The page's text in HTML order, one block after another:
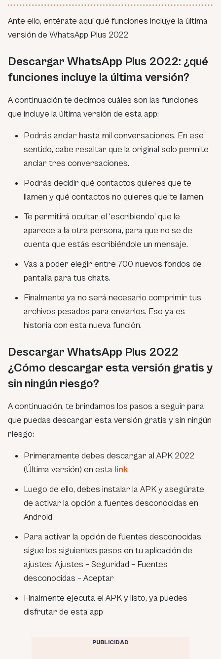
Ante ello, entérate aquí qué funciones incluye la última
versión de WhatsApp Plus 2022
Descargar WhatsApp Plus 2022: ¿qué
funciones incluye la última versión?
A continuación te decimos cuáles son las funciones
que incluye la última versión de esta app:
Podrás anclar hasta mil conversaciones. En ese
sentido, cabe resaltar que la original solo permite
anclar tres conversaciones.
Podrás decidir qué contactos quieres que te
llamen y qué contactos no quieres que te llamen.
Te permitirá ocultar el ‘escribiendo’ que le
aparece a la otra persona, para que no se de
cuenta que estás escribiéndole un mensaje.
Vas a poder elegir entre 700 nuevos fondos de
pantalla para tus chats.
Finalmente ya no será necesario comprimir tus
archivos pesados para enviarlos. Eso ya es
historia con esta nueva función.
Descargar WhatsApp Plus 2022
¿Cómo descargar esta versión gratis y
sin ningún riesgo?
A continuación, te brindamos los pasos a seguir para
que puedas descargar esta versión gratis y sin ningún
riesgo:
Primeramente debes descargar al APK 2022
(Última versión) en esta link
Luego de ello, debes instalar la APK y asegúrate
de activar la opción a fuentes desconocidas en
Android
Para activar la opción de fuentes desconocidas
sigue los siguientes pasos en tu aplicación de
ajustes: Ajustes – Seguridad – Fuentes
desconocidas – Aceptar
Finalmente ejecuta el APK y listo, ya puedes
disfrutar de esta app
PUBLICIDAD